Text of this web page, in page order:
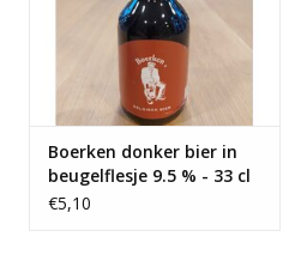
Boerken donker bier in
beugelflesje 9.5 % - 33 cl
€5,10